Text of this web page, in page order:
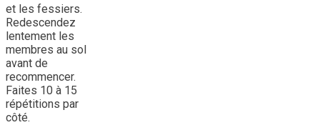
et les fessiers.
Redescendez
lentement les
membres au sol
avant de
recommencer.
Faites 10 à 15
répétitions par
côté.